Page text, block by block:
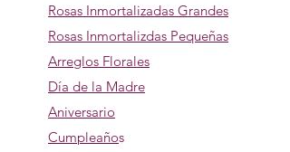
Rosas Inmortalizadas Grandes
Rosas Inmortalizdas Pequeñas
Arreglos Florales
Día de la Madre
Aniversario
Cumpleaños